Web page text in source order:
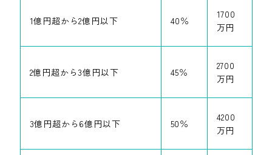
1億円超から2億円以下 40％
1700
万円
2億円超から3億円以下 45％
2700
万円
3億円超から 6億円以下 50％
4200
万円